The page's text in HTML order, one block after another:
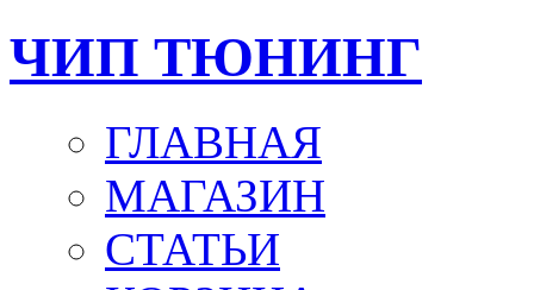
ЧИП ТЮНИНГ
ГЛАВНАЯ
МАГАЗИН
СТАТЬИ